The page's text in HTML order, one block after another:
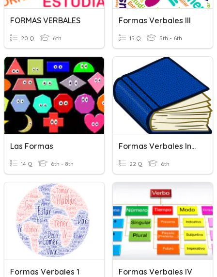
FORMAS VERBALES
20 Q 6th
Formas Verbales III
15 Q 5th - 6th
Las Formas
14 Q 6th - 8th
Formas Verbales Indicativo
22 Q 6th
Formas Verbales 1 Formas Verbales IV